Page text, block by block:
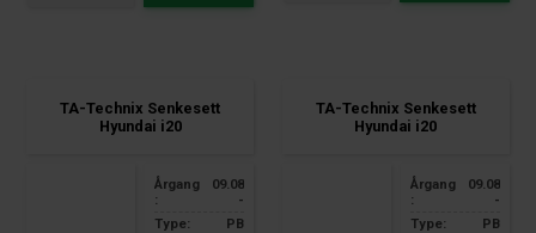
TA-Technix Senkesett
Hyundai i20
Årgang
:
09.08
-
Type:
PB
TA-Technix Senkesett
Hyundai i20
Årgang
:
09.08
-
Type:
PB